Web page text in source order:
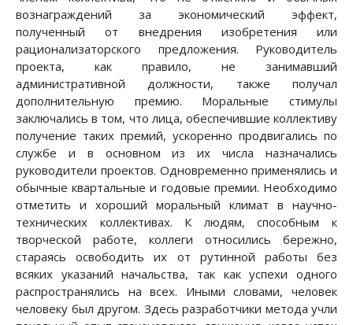
вознаграждений за экономический эффект,
полученный от внедрения изобретения или
рационализаторского предложения. Руководитель
проекта, как правило, не занимавший
административной должности, также получал
дополнительную премию. Моральные стимулы
заключались в том, что лица, обеспечившие коллективу
получение таких премий, ускоренно продвигались по
службе и в основном из их числа назначались
руководители проектов. Одновременно применялись и
обычные квартальные и годовые премии. Необходимо
отметить и хороший моральный климат в научно-
технических коллективах. К людям, способным к
творческой работе, коллеги относились бережно,
стараясь освободить их от рутинной работы без
всяких указаний начальства, так как успехи одного
распространялись на всех. Иными словами, человек
человеку был другом. Здесь разработчики метода учли